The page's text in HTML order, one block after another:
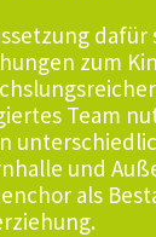
zum
Team
und
als